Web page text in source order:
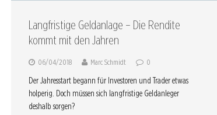
Langfristige Geldanlage – Die Rendite
kommt mit den Jahren
06/04/2018 Marc Schmidt 0
Der Jahresstart begann für Investoren und Trader etwas
holperig. Doch müssen sich langfristige Geldanleger
deshalb sorgen?